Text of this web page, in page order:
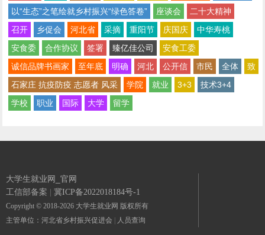
以“生态”之笔绘就乡村振兴“绿色答卷”
座谈会
二十大精神
召开
乡促会 河北省 采摘 重阳节 庆国庆
中华寿桃
安食委
合作协议 签署 臻亿佳公司
安食工委
诚信品牌书画家
至年底 明确 河北 公开信 市民 全体
致
石家庄 抗疫防疫 志愿者 风采
学院 就业 3+3
技术3+4
学校
职业 国际 大学 留学
大学生就业网_官网
工信部备案 冀ICP备2022018184号-1
Copyright © 2018-2026 大学生就业网 版权所有
主管单位：河北省乡村振兴促进会
人员查询